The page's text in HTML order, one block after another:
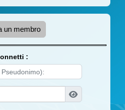
un membro
: